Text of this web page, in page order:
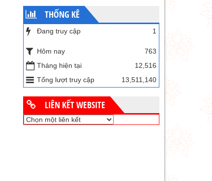
THỐNG KÊ
Đang truy cập 1
Hôm nay
763
Tháng hiện tại
12,516
Tổng lượt truy cập
13,511,140
LIÊN KẾT WEBSITE